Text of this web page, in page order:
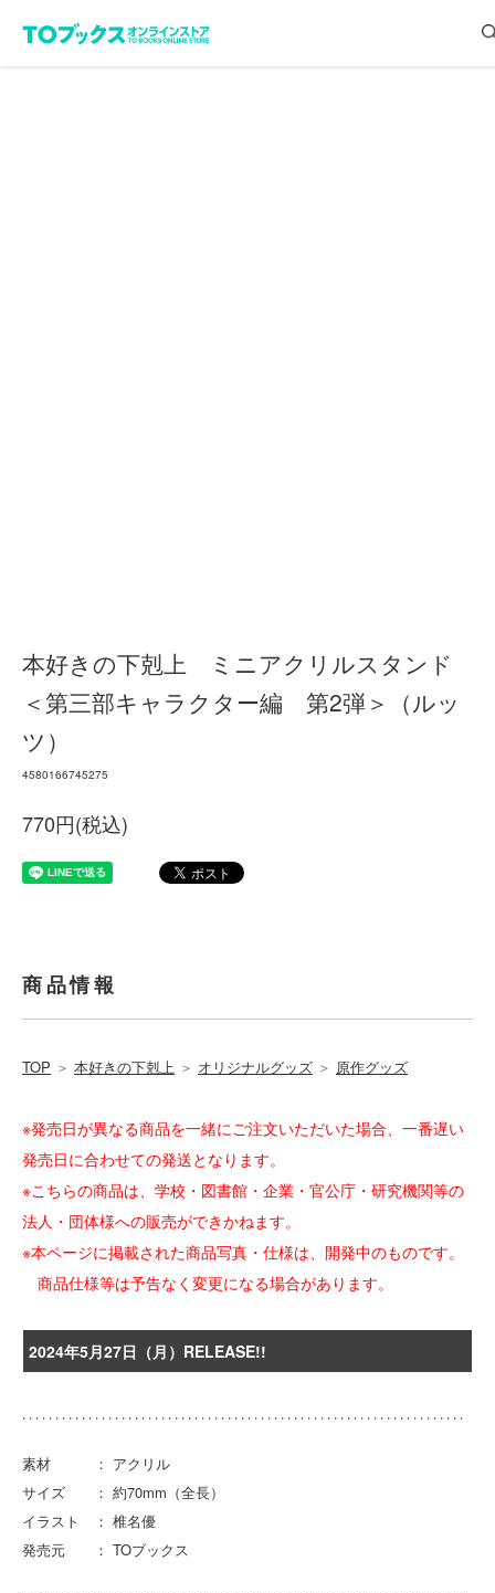
本好きの下剋上 ミニアクリルスタンド
＜第三部キャラクター編 第2弾＞（ルッ
ツ）
4580166745275
770円(税込)
商品情報
TOP ＞ 本好きの下剋上 ＞ オリジナルグッズ ＞ 原作グッズ
※発売日が異なる商品を一緒にご注文いただいた場合、一番遅い
発売日に合わせての発送となります。
※こちらの商品は、学校・図書館・企業・官公庁・研究機関等の
法人・団体様への販売ができかねます。
※本ページに掲載された商品写真・仕様は、開発中のものです。
商品仕様等は予告なく変更になる場合があります。
2024年5月27日（月）RELEASE!!
素材 ： アクリル
サイズ ： 約70mm（全長）
イラスト ： 椎名優
発売元 ： TOブックス